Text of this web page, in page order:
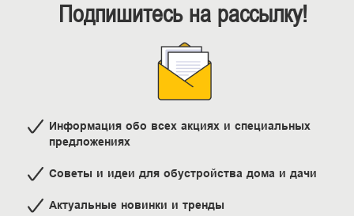
Подпишитесь на рассылку!
Информация обо всех акциях и специальных
предложениях
Советы и идеи для обустройства дома и дачи
Актуальные новинки и тренды